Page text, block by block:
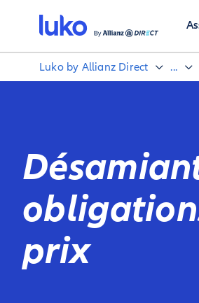
Luko by Allianz Direct ...
prix